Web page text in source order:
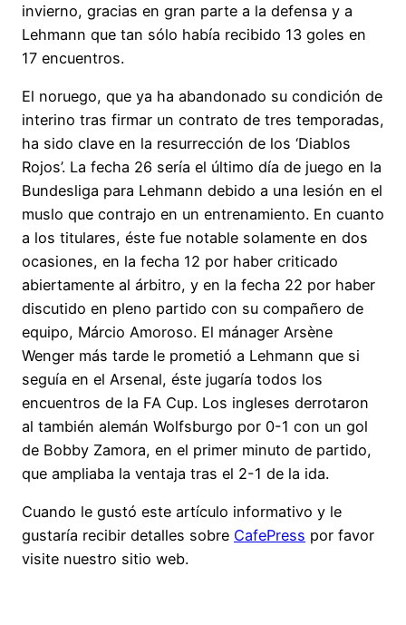
invierno, gracias en gran parte a la defensa y a
Lehmann que tan sólo había recibido 13 goles en
17 encuentros.
El noruego, que ya ha abandonado su condición de
interino tras firmar un contrato de tres temporadas,
ha sido clave en la resurrección de los ‘Diablos
Rojos’. La fecha 26 sería el último día de juego en la
Bundesliga para Lehmann debido a una lesión en el
muslo que contrajo en un entrenamiento. En cuanto
a los titulares, éste fue notable solamente en dos
ocasiones, en la fecha 12 por haber criticado
abiertamente al árbitro, y en la fecha 22 por haber
discutido en pleno partido con su compañero de
equipo, Márcio Amoroso. El mánager Arsène
Wenger más tarde le prometió a Lehmann que si
seguía en el Arsenal, éste jugaría todos los
encuentros de la FA Cup. Los ingleses derrotaron
al también alemán Wolfsburgo por 0-1 con un gol
de Bobby Zamora, en el primer minuto de partido,
que ampliaba la ventaja tras el 2-1 de la ida.
Cuando le gustó este artículo informativo y le
gustaría recibir detalles sobre CafePress por favor
visite nuestro sitio web.